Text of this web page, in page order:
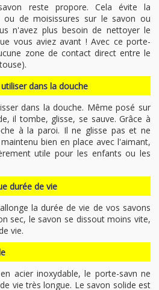
reste propore. Cela évite la
ou de moisissures sur le savon ou
n'avez plus besoin de nettoyer le
vous aviez avant ! Avec ce porte-
zone de contact direct entre le
dans la douche
dans la douche. Même posé sur
il tombe, glisse, se sauve. Grâce à
à la paroi. Il ne glisse pas et ne
bien en place avec l'aimant,
utile pour les enfants ou les
durée de vie
la durée de vie de vos savons
sec, le savon se dissout moins vite,
vie.
acier inoxydable, le porte-savn ne
vie très longue. Le savon solide est